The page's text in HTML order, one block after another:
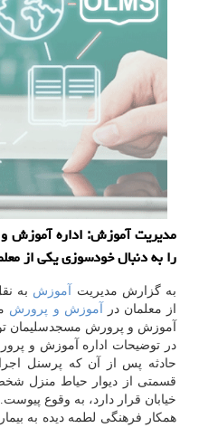
مدیریت آموزش: اداره آموزش
را به دنبال خودسوزی یكی از
به گزارش مدیریت آموزش به
از معلمان در
آموزش و پرورش
آموزش و پرورش مسجدسلیمان
در توضیحات اداره آموزش و
حادثه پس از آن که پرسنل
قسمتی از دیوار حیاط منزل
خیابان قرار دارد، به وقوع پیوست.
همکار فرهنگی لطمه دیده به